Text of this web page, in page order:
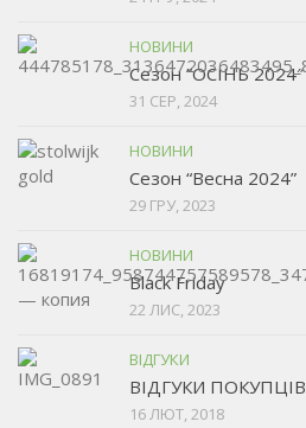
НОВИНИ
Сезон ”ОСІНЬ 2024″
31 СЕР, 2024
НОВИНИ
Сезон “Весна 2024”
29 ГРУ, 2023
НОВИНИ
Black Friday
22 ЛИС, 2023
ВІДГУКИ
ВІДГУКИ ПОКУПЦІВ
16 ЛЮТ, 2018